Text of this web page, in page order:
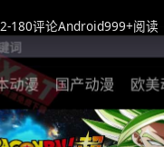
180评论Android999+阅读